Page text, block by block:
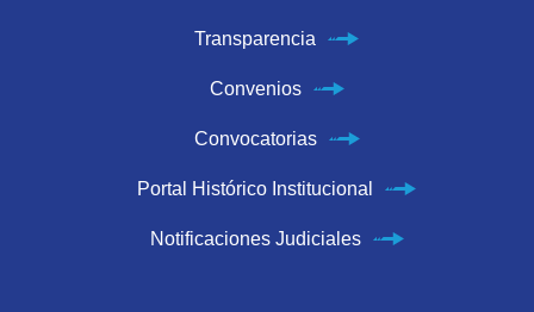
Transparencia
Convenios
Convocatorias
Portal Histórico Institucional
Notificaciones Judiciales